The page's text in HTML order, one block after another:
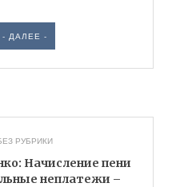
- ДАЛЕЕ -
РУБРИКИ
Начисление пени
неплатежи –